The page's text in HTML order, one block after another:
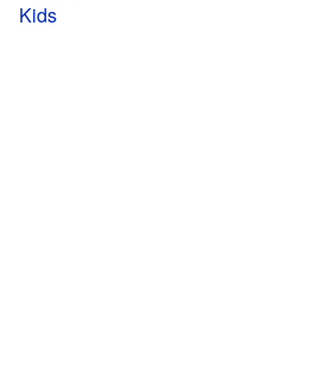
Kids